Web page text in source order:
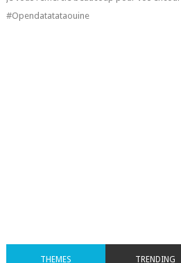
#Opendatatataouine
THEMES TRENDING